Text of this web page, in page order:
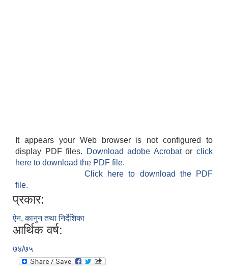
It appears your Web browser is not configured to
display PDF files.
Download adobe Acrobatorclick
here to download the PDF file.
Click here to download the PDF
file.
प्रकार:
ऐन, कानुन तथा निर्देशिका
आर्थिक वर्ष:
७४/७५